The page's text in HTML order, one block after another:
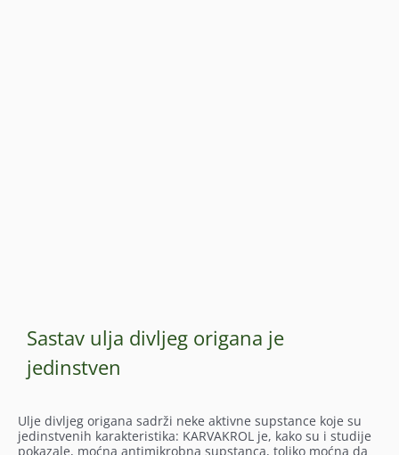
Sastav ulja divljeg origana je
jedinstven
Ulje divljeg origana sadrži neke aktivne supstance koje su
jedinstvenih karakteristika: KARVAKROL je, kako su i studije
pokazale, moćna antimikrobna supstanca, toliko moćna da